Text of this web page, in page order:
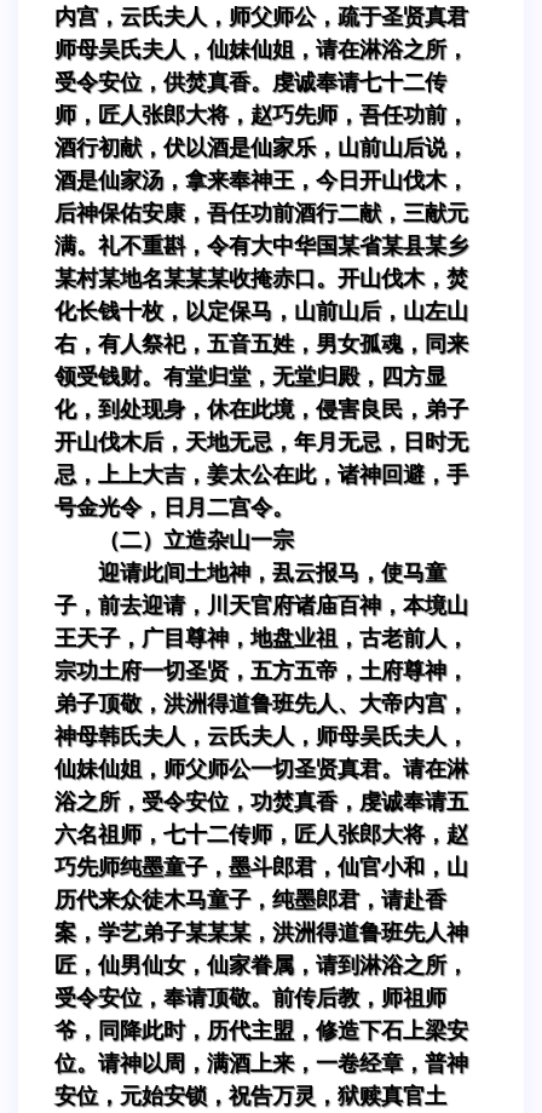
内宫，云氏夫人，师父师公，疏于圣贤真君
师母吴氏夫人，仙妹仙姐，请在淋浴之所，
受令安位，供焚真香。虔诚奉请七十二传
师，匠人张郎大将，赵巧先师，吾任功前，
酒行初献，伏以酒是仙家乐，山前山后说，
酒是仙家汤，拿来奉神王，今日开山伐木，
后神保佑安康，吾任功前酒行二献，三献元
满。礼不重斟，令有大中华国某省某县某乡
某村某地名某某某收掩赤口。开山伐木，焚
化长钱十枚，以定保马，山前山后，山左山
右，有人祭祀，五音五姓，男女孤魂，同来
领受钱财。有堂归堂，无堂归殿，四方显
化，到处现身，休在此境，侵害良民，弟子
开山伐木后，天地无忌，年月无忌，日时无
忌，上上大吉，姜太公在此，诸神回避，手
号金光令，日月二宫令。
（二）立造杂山一宗
迎请此间土地神，厾云报马，使马童
子，前去迎请，川天官府诸庙百神，本境山
王天子，广目尊神，地盘业祖，古老前人，
宗功土府一切圣贤，五方五帝，土府尊神，
弟子顶敬，洪洲得道鲁班先人、大帝内宫，
神母韩氏夫人，云氏夫人，师母吴氏夫人，
仙妹仙姐，师父师公一切圣贤真君。请在淋
浴之所，受令安位，功焚真香，虔诚奉请五
六名祖师，七十二传师，匠人张郎大将，赵
巧先师纯墨童子，墨斗郎君，仙官小和，山
历代来众徒木马童子，纯墨郎君，请赴香
案，学艺弟子某某某，洪洲得道鲁班先人神
匠，仙男仙女，仙家眷属，请到淋浴之所，
受令安位，奉请顶敬。前传后教，师祖师
爷，同降此时，历代主盟，修造下石上梁安
位。请神以周，满酒上来，一卷经章，普神
安位，元始安锁，祝告万灵，狱赎真官土